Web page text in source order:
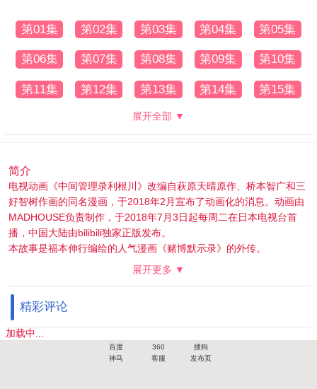
第01集 第02集 第03集 第04集 第05集
第06集 第07集 第08集 第09集 第10集
第11集 第12集 第13集 第14集 第15集
展开全部 ▼
简介
电视动画《中间管理录利根川》改编自萩原天晴原作、桥本智广和三
好智树作画的同名漫画，于2018年2月宣布了动画化的消息。动画由
MADHOUSE负责制作，于2018年7月3日起每周二在日本电视台首
播，中国大陆由bilibili独家正版发布。
本故事是福本伸行编绘的人气漫画《赌博默示录》的外传。
在帝爱集团会长·兵藤和尊的命令下，被交付了由债务者们进行的“死
川，摆在他面前的是受难……！！烦闷……！！以及绝望……！！描
绘夹在会长与黑衣人之间苦恼不已的利根川的恶魔外传，动画化始
动……！！
展开更多 ▼
精彩评论
加载中...
百度 360
搜狗
神马
客服 发布页